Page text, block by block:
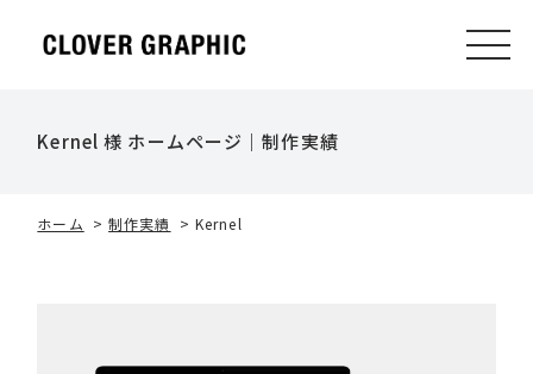
Kernel 様 ホームページ｜制作実績
ホーム >制作実績 > Kernel